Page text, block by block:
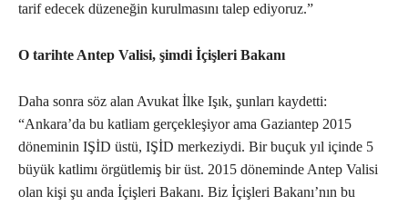
tarif edecek düzeneğin kurulmasını talep ediyoruz.”
O tarihte Antep Valisi, şimdi İçişleri Bakanı
Daha sonra söz alan Avukat İlke Işık, şunları kaydetti:
“Ankara’da bu katliam gerçekleşiyor ama Gaziantep 2015
döneminin IŞİD üstü, IŞİD merkeziydi. Bir buçuk yıl içinde 5
büyük katlimı örgütlemiş bir üst. 2015 döneminde Antep Valisi
olan kişi şu anda İçişleri Bakanı. Biz İçişleri Bakanı’nın bu